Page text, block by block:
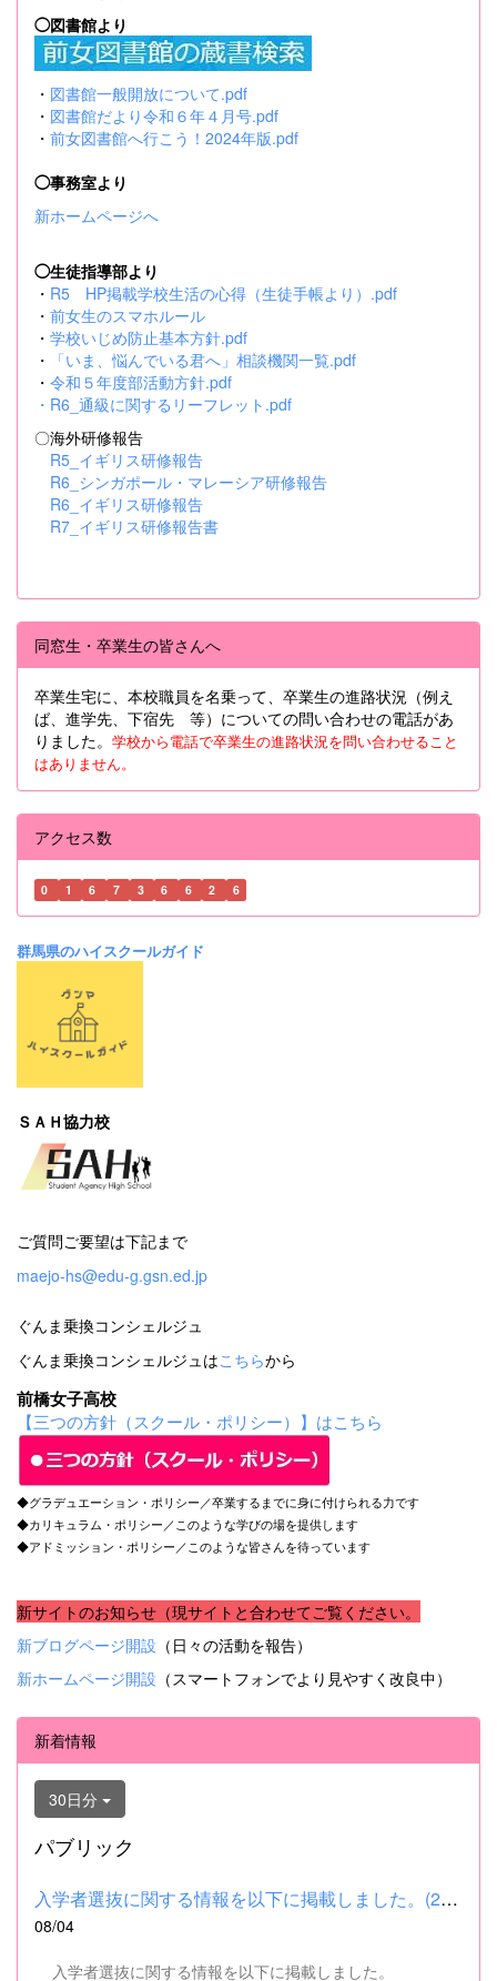
◯図書館より
・ 図書館一般開放について.pdf
・ 図書館だより令和６年４月号.pdf
・ 前女図書館へ行こう！2024年版.pdf
◯事務室より
新ホームページへ
◯生徒指導部より
・ R5 HP掲載学校生活の心得（生徒手帳より）.pdf
・ 前女生のスマホルール
・ 学校いじめ防止基本方針.pdf
・
「いま、悩んでいる君へ」相談機関一覧.pdf
・ 令和５年度部活動方針.pdf
・ R6_通級に関するリーフレット.pdf
〇海外研修報告
R5_イギリス研修報告
R6_シンガポール・マレーシア研修報告
R6_イギリス研修報告
R7_イギリス研修報告書
同窓生・卒業生の皆さんへ
卒業生宅に、本校職員を名乗って、卒業生の進路状況（例え
ば、進学先、下宿先 等）についての問い合わせの電話があ
りました。 学校から電話で卒業生の進路状況を問い合わせること
はありません。
アクセス数
0 1 6 7 3 6 6 2 6
群馬県のハイスクールガイド
ＳＡＨ協力校
ご質問ご要望は下記まで
maejo-hs@edu-g.gsn.ed.jp
ぐんま乗換コンシェルジュ
ぐんま乗換コンシェルジュはこちらから
前橋女子高校
【三つの方針（スクール・ポリシー）】はこちら
◆グラデュエーション・ポリシー／卒業するまでに身に付けられる力です
◆カリキュラム・ポリシー／このような学びの場を提供します
◆アドミッション・ポリシー／このような皆さんを待っています
新サイトのお知らせ（現サイトと合わせてご覧ください。
新ブログページ開設 （日々の活動を報告）
新ホームページ開設 （スマートフォンでより見やすく改良中）
新着情報
30日分
パブリック
入学者選抜に関する情報を以下に掲載しました。(2026.8.4) ■令和...
08/04
入学者選抜に関する情報を以下に掲載しました。